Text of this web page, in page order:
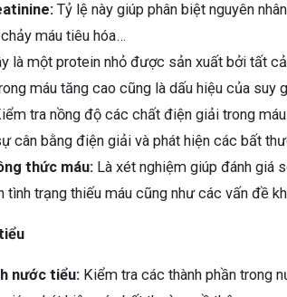
Tỷ lệ này giúp phân biệt nguyên
máu tiêu hóa…
là một protein nhỏ được sản xuất bởi tất
máu tăng cao cũng là dấu hiệu của suy
tra nồng độ các chất điện giải trong
cân bằng điện giải và phát hiện các bất
thức máu: Là xét nghiệm giúp đánh giá
tình trạng thiếu máu cũng như các vấn đề
nước tiểu: Kiểm tra các thành phần trong